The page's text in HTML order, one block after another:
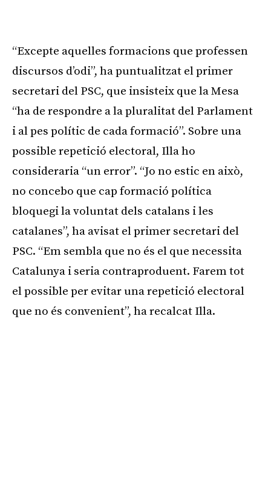
“Excepte aquelles formacions que professen
discursos d’odi”, ha puntualitzat el primer
secretari del PSC, que insisteix que la Mesa
“ha de respondre a la pluralitat del Parlament
i al pes polític de cada formació”. Sobre una
possible repetició electoral, Illa ho
consideraria “un error”. “Jo no estic en això,
no concebo que cap formació política
bloquegi la voluntat dels catalans i les
catalanes”, ha avisat el primer secretari del
PSC. “Em sembla que no és el que necessita
Catalunya i seria contraproduent. Farem tot
el possible per evitar una repetició electoral
que no és convenient”, ha recalcat Illa.